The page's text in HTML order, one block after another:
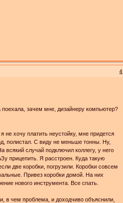
4
зачем мне, дизайнеру компьютер?
не хочу платить неустойку, мне придется
полистал. С виду не меньше тонны. Ну,
всякий случай подключил коллегу, у него
прицепить. Я расстроен. Куда такую
две коробки, погрузили. Коробки совсем
Привез коробки домой. На них
нового инструмента. Все спать.
в чем проблема, и доходчиво объяснили,